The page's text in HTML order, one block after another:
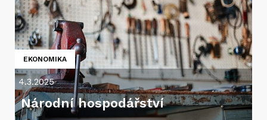
EKONOMIKA
4.3.2025
Národní hospodářství